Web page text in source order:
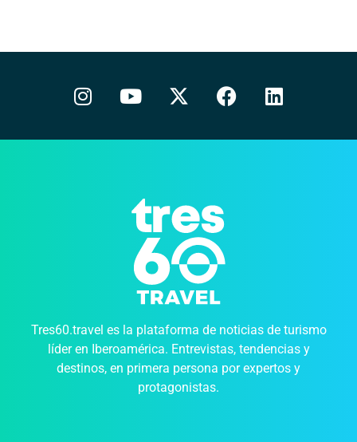
Tres60.travel es la plataforma de noticias de turismo
líder en Iberoamérica. Entrevistas, tendencias y
destinos, en primera persona por expertos y
protagonistas.